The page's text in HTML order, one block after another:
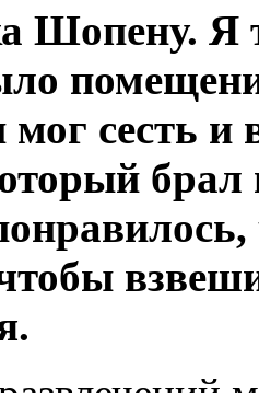
Шопену. Я
сесть и
брал